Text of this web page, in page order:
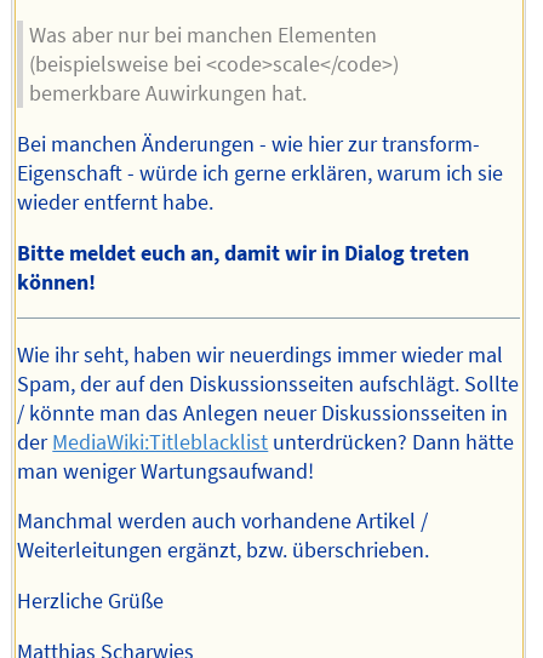
Was aber nur bei manchen Elementen
(beispielsweise bei <code>scale</code>)
bemerkbare Auwirkungen hat.
Bei manchen Änderungen - wie hier zur transform-
Eigenschaft - würde ich gerne erklären, warum ich sie
wieder entfernt habe.
Bitte meldet euch an, damit wir in Dialog treten
können!
Wie ihr seht, haben wir neuerdings immer wieder mal
Spam, der auf den Diskussionsseiten aufschlägt. Sollte
/ könnte man das Anlegen neuer Diskussionsseiten in
derMediaWiki:Titleblacklist unterdrücken? Dann hätte
man weniger Wartungsaufwand!
Manchmal werden auch vorhandene Artikel /
Weiterleitungen ergänzt, bzw. überschrieben.
Herzliche Grüße
Matthias Scharwies